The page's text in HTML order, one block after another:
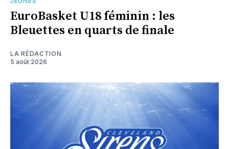
EuroBasket U18 féminin : les
Bleuettes en quarts de finale
LA RÉDACTION
5 août 2026